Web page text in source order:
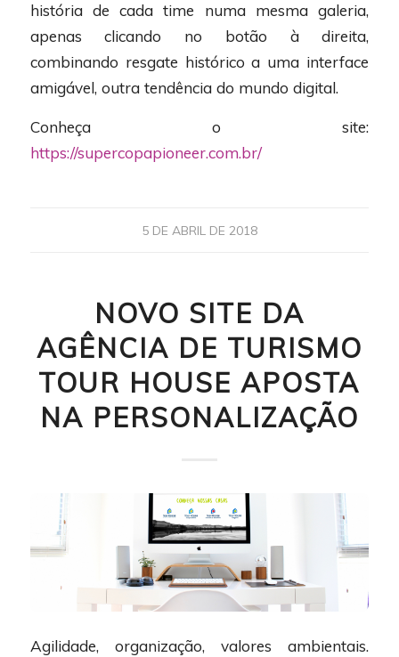
história de cada time numa mesma galeria,
apenas clicando no botão à direita,
combinando resgate histórico a uma interface
amigável, outra tendência do mundo digital.
Conheça o site:
https://supercopapioneer.com.br/
5 DE ABRIL DE 2018
NOVO SITE DA
AGÊNCIA DE TURISMO
TOUR HOUSE APOSTA
NA PERSONALIZAÇÃO
Agilidade, organização, valores ambientais.